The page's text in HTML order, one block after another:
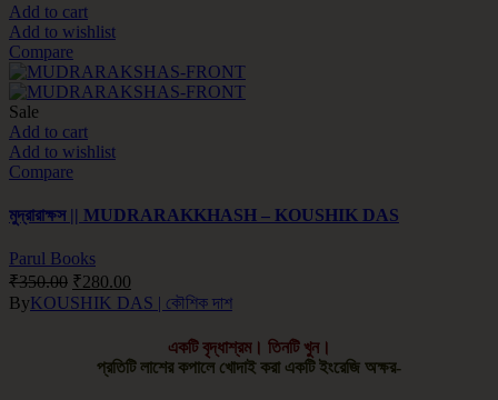
Add to cart
Add to wishlist
Compare
Sale
Add to cart
Add to wishlist
Compare
মুদ্রারাক্ষস || MUDRARAKKHASH – KOUSHIK DAS
Parul Books
₹350.00 ₹280.00
By KOUSHIK DAS | কৌশিক দাশ
একটি বৃদ্ধাশ্রম। তিনটি খুন।
প্রতিটি লাশের কপালে খোদাই করা একটি ইংরেজি অক্ষর-